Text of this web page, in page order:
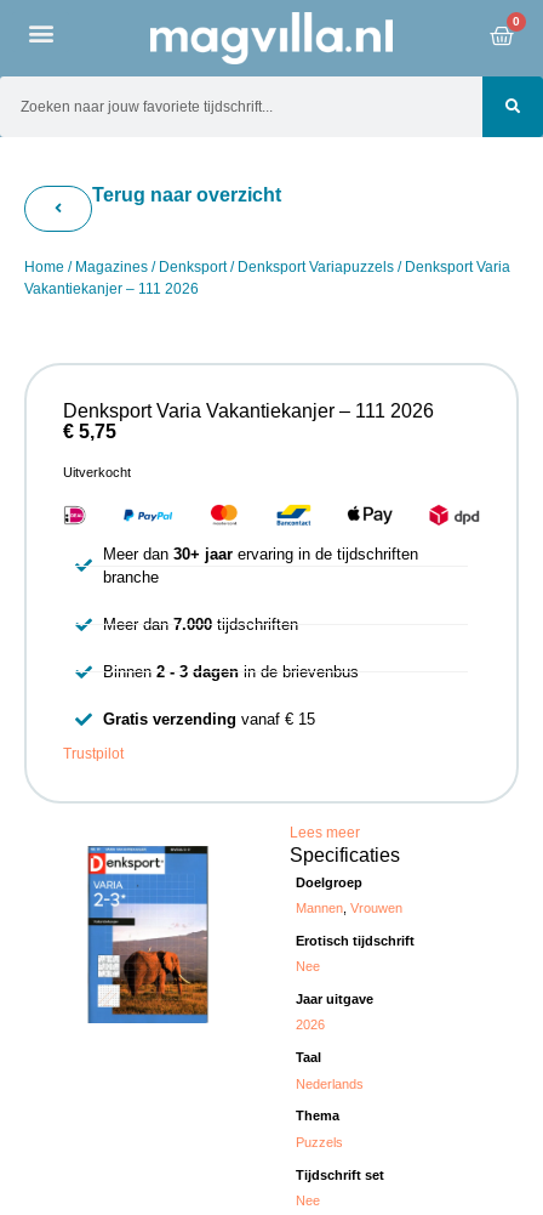
0
Terug naar overzicht
Home / Magazines / Denksport/ Denksport Variapuzzels / Denksport Varia
Vakantiekanjer – 111 2026
Lees meer
Specificaties
Doelgroep
Mannen ,Vrouwen
Erotisch tijdschrift
Nee
Jaar uitgave
2026
Taal
Nederlands
Thema
Puzzels
Tijdschrift set
Nee
Denksport Varia Vakantiekanjer – 111 2026
€ 5,75
Uitverkocht
Meer dan 30+ jaarervaring in de tijdschriften
branche
Meer dan 7.000tijdschriften
Binnen 2 - 3 dagenin de brievenbus
Gratis verzending vanaf € 15
Trustpilot